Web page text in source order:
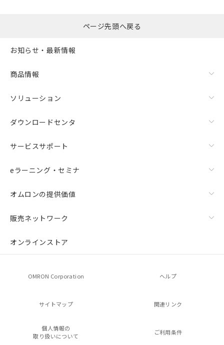
ページ先頭へ戻る
お知らせ・最新情報
商品情報
ソリューション
ダウンロードセンタ
サービスサポート
eラーニング・セミナ
オムロンの提供価値
販売ネットワーク
オンラインストア
OMRON Corporation ヘルプ
サイトマップ 関連リンク
個人情報の
取り扱いについて
ご利用条件